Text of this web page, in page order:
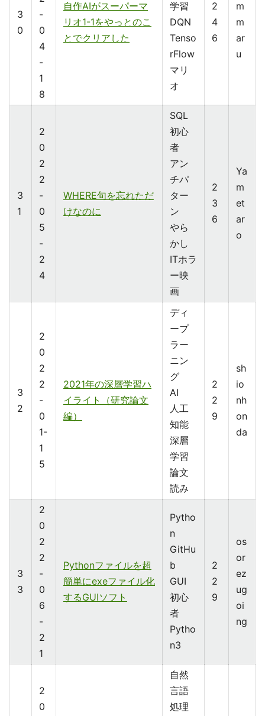
3
0
-
0
4
-
1
8
自作AIがスーパーマ
リオ1-1をやっとのこ
とでクリアした
学習
DQN
Tenso
rFlow
マリ
オ
2
4
6
m
m
ar
u
3
1
2
0
2
2
-
0
5
-
2
4
WHERE句を忘れただ
けなのに
SQL
初心
者
アン
チパ
ター
ン
やら
かし
ITホラ
ー映
画
2
3
6
Ya
m
et
ar
o
3
2
2
0
2
2
-
0
1-
1
5
2021年の深層学習ハ
イライト（研究論文
編）
ディ
ープ
ラー
ニン
グ
AI
人工
知能
深層
学習
論文
読み
2
2
9
sh
io
nh
on
da
3
3
2
0
2
2
-
0
6
-
2
1
Pythonファイルを超
簡単にexeファイル化
するGUIソフト
Pytho
n
GitHu
b
GUI
初心
者
Pytho
n3
2
2
9
os
or
ez
ug
oi
ng
2
0
自然
言語
処理